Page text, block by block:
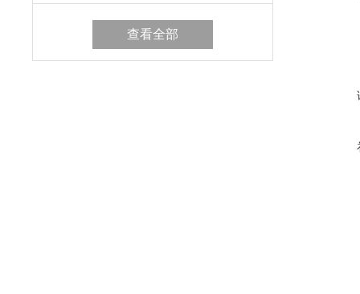
查看全部